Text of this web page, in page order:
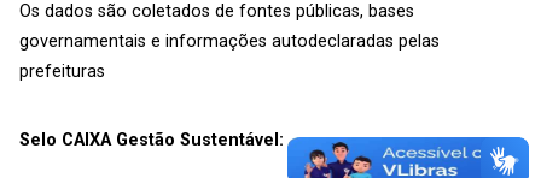
Os dados são coletados de fontes públicas, bases
governamentais e informações autodeclaradas pelas
prefeituras
Selo CAIXA Gestão Sustentável: